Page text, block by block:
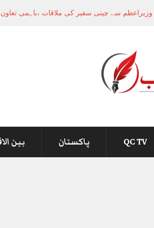
صوب_
QC TV پاکستان بین